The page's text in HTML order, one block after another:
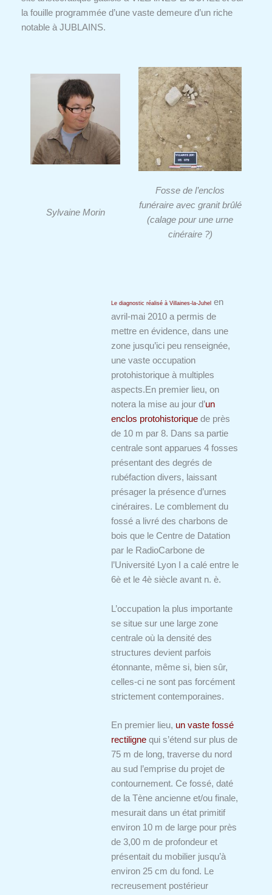
la fouille programmée d’une vaste demeure d’un riche
notable à JUBLAINS.
Sylvaine Morin
Fosse de l’enclos
funéraire avec granit brûlé
(calage pour une urne
cinéraire ?)
Le diagnostic réalisé à Villaines-la-Juhelen
avril-mai 2010 a permis de
mettre en évidence, dans une
zone jusqu’ici peu renseignée,
une vaste occupation
protohistorique à multiples
aspects.En premier lieu, on
notera la mise au jour d’un
enclos protohistoriquede près
de 10 m par 8. Dans sa partie
centrale sont apparues 4 fosses
présentant des degrés de
rubéfaction divers, laissant
présager la présence d’urnes
cinéraires. Le comblement du
fossé a livré des charbons de
bois que le Centre de Datation
par le RadioCarbone de
l’Université Lyon I a calé entre le
6è et le 4è siècle avant n. è.
L’occupation la plus importante
se situe sur une large zone
centrale où la densité des
structures devient parfois
étonnante, même si, bien sûr,
celles-ci ne sont pas forcément
strictement contemporaines.
En premier lieu, un vaste fossé
rectilignequi s’étend sur plus de
75 m de long, traverse du nord
au sud l’emprise du projet de
contournement. Ce fossé, daté
de la Tène ancienne et/ou finale,
mesurait dans un état primitif
environ 10 m de large pour près
de 3,00 m de profondeur et
présentait du mobilier jusqu’à
environ 25 cm du fond. Le
recreusement postérieur